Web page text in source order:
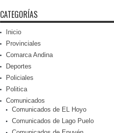
CATEGORÍAS
Inicio
Provinciales
Comarca Andina
Deportes
Policiales
Politica
Comunicados
Comunicados de EL Hoyo
Comunicados de Lago Puelo